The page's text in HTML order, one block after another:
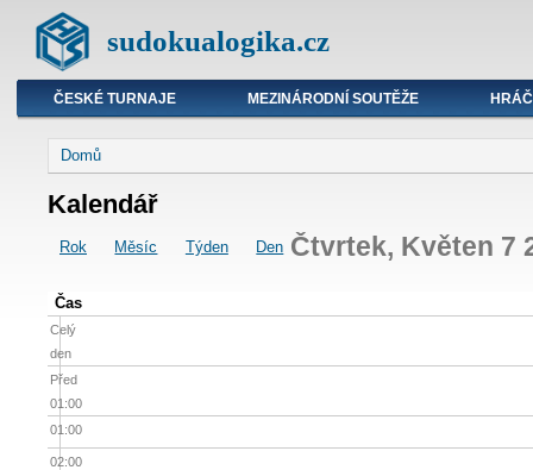
sudokualogika.cz
ČESKÉ TURNAJE MEZINÁRODNÍ SOUTĚŽE
Domů
Kalendář
Rok Měsíc Týden Den Čtvrtek, Květen 7
Čas
Celý
den
Před
01:00
01:00
02:00